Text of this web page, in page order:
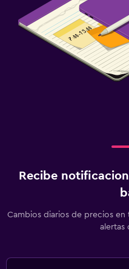
Recibe
Cambios diarios de precios
alertas